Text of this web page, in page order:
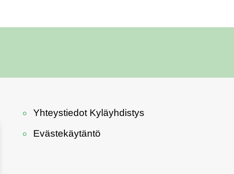
Yhteystiedot Kyläyhdistys
Evästekäytäntö